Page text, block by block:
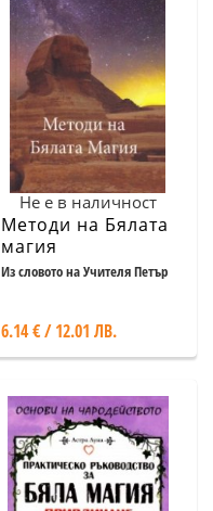
Не е в наличност
Методи на Бялата
магия
Из словото на Учителя Петър
6.14 € / 12.01 ЛВ.